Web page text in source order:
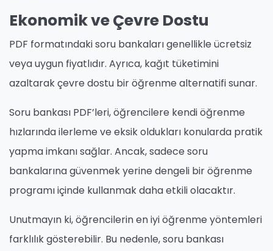
Ekonomik ve Çevre Dostu
PDF formatındaki soru bankaları genellikle ücretsiz
veya uygun fiyatlıdır. Ayrıca, kağıt tüketimini
azaltarak çevre dostu bir öğrenme alternatifi sunar.
Soru bankası PDF’leri, öğrencilere kendi öğrenme
hızlarında ilerleme ve eksik oldukları konularda pratik
yapma imkanı sağlar. Ancak, sadece soru
bankalarına güvenmek yerine dengeli bir öğrenme
programı içinde kullanmak daha etkili olacaktır.
Unutmayın ki, öğrencilerin en iyi öğrenme yöntemleri
farklılık gösterebilir. Bu nedenle, soru bankası